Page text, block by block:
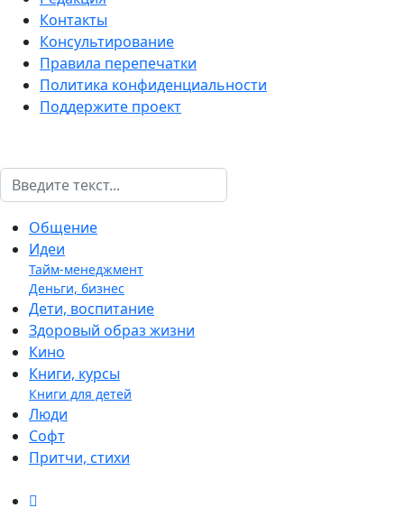
Контакты
Консультирование
Правила перепечатки
Политика конфиденциальности
Поддержите проект
Поиск
Общение
Идеи
Тайм-менеджмент
Деньги, бизнес
Дети, воспитание
Здоровый образ жизни
Кино
Книги, курсы
Книги для детей
Люди
Софт
Притчи, стихи